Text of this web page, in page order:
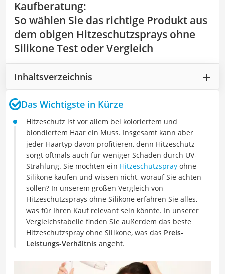
Kaufberatung:
So wählen Sie das richtige Produkt aus
dem obigen Hitzeschutzsprays ohne
Silikone Test oder Vergleich
Inhaltsverzeichnis
Das Wichtigste in Kürze
Hitzeschutz ist vor allem bei koloriertem und
blondiertem Haar ein Muss. Insgesamt kann aber
jeder Haartyp davon profitieren, denn Hitzeschutz
sorgt oftmals auch für weniger Schäden durch UV-
Strahlung. Sie möchten ein Hitzeschutzspray ohne
Silikone kaufen und wissen nicht, worauf Sie achten
sollen? In unserem großen Vergleich von
Hitzeschutzsprays ohne Silikone erfahren Sie alles,
was für Ihren Kauf relevant sein könnte. In unserer
Vergleichstabelle finden Sie außerdem das beste
Hitzeschutzspray ohne Silikone, was das Preis-
Leistungs-Verhältnis angeht.